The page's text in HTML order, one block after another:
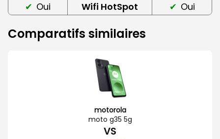
Oui Wifi HotSpot Oui
Comparatifs similaires
motorola
moto g35 5g
VS